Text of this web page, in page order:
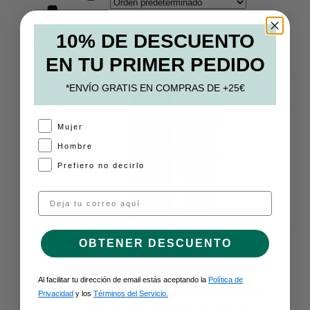
Filtros
VER
Exfoliante facial Spa Red Fruit
10% DE DESCUENTO
EN TU PRIMER PEDIDO
*ENVÍO GRATIS EN COMPRAS DE +25€
A Mujer
Hombre
Prefiero no decirlo
Email
OBTENER DESCUENTO
Al facilitar tu dirección de email estás aceptando la Política de
Privacidad y los Términos del Servicio.